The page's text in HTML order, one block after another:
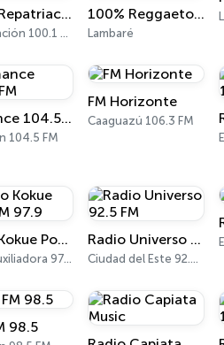
Radio Repatriación 100.1 FM
Repatriación 100.1 FM
100% Reggaeton Radio
Lambaré
Romance 104.5 FM
104.5 FM
FM Horizonte
Caaguazú 106.3 FM
Radio Kokue Poty FM 97.9
Maria Auxiliadora 97.9 FM
Radio Universo 92.5 FM
Ciudad del Este 92.5 FM
98.5